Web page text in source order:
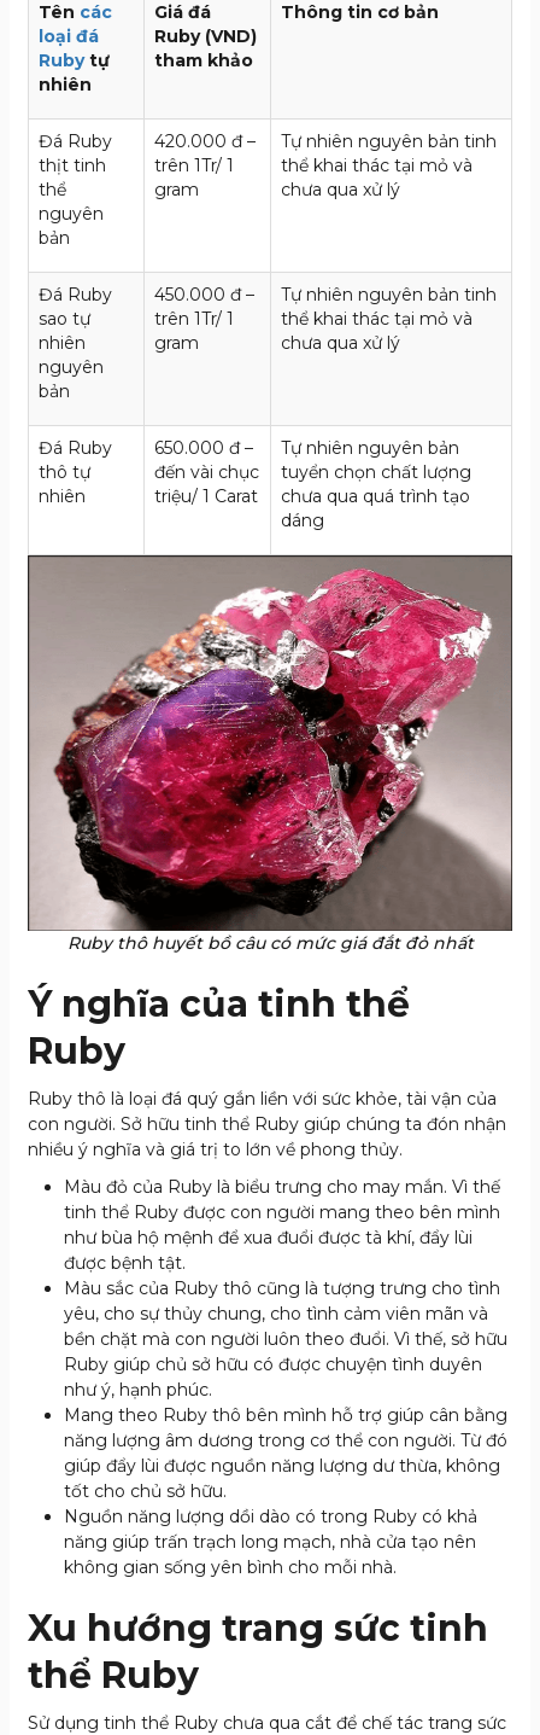
Tên các
loại đá
Rubytự
nhiên
Giá đá
Ruby (VND)
tham khảo
Thông tin cơ bản
Đá Ruby
thịt tinh
thể
nguyên
bản
420.000 đ –
trên 1Tr/ 1
gram
Tự nhiên nguyên bản tinh
thể khai thác tại mỏ và
chưa qua xử lý
Đá Ruby
sao tự
nhiên
nguyên
bản
450.000 đ –
trên 1Tr/ 1
gram
Tự nhiên nguyên bản tinh
thể khai thác tại mỏ và
chưa qua xử lý
Đá Ruby
thô tự
nhiên
650.000 đ –
đến vài chục
triệu/ 1 Carat
Tự nhiên nguyên bản
tuyển chọn chất lượng
chưa qua quá trình tạo
dáng
Ruby thô huyết bồ câu có mức giá đắt đỏ nhất
Ý nghĩa của tinh thể
Ruby
Ruby thô là loại đá quý gắn liền với sức khỏe, tài vận của
con người. Sở hữu tinh thể Ruby giúp chúng ta đón nhận
nhiều ý nghĩa và giá trị to lớn về phong thủy.
Màu đỏ của Ruby là biểu trưng cho may mắn. Vì thế
tinh thể Ruby được con người mang theo bên mình
như bùa hộ mệnh để xua đuổi được tà khí, đẩy lùi
được bệnh tật.
Màu sắc của Ruby thô cũng là tượng trưng cho tình
yêu, cho sự thủy chung, cho tình cảm viên mãn và
bền chặt mà con người luôn theo đuổi. Vì thế, sở hữu
Ruby giúp chủ sở hữu có được chuyện tình duyên
như ý, hạnh phúc.
Mang theo Ruby thô bên mình hỗ trợ giúp cân bằng
năng lượng âm dương trong cơ thể con người. Từ đó
giúp đẩy lùi được nguồn năng lượng dư thừa, không
tốt cho chủ sở hữu.
Nguồn năng lượng dồi dào có trong Ruby có khả
năng giúp trấn trạch long mạch, nhà cửa tạo nên
không gian sống yên bình cho mỗi nhà.
Xu hướng trang sức tinh
thể Ruby
Sử dụng tinh thể Ruby chưa qua cắt để chế tác trang sức